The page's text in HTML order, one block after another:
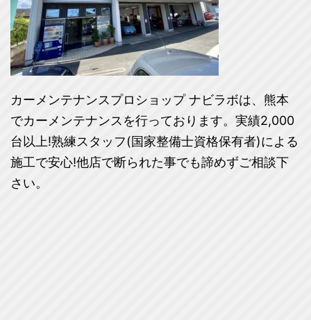
カーメンテナンスプロショップ ナビラボは、熊本
でカーメンテナンスを行っております。実績2,000
台以上!熟練スタッフ(国家整備士資格保有者)による
施工で安心!他店で断られた事でも諦めずご相談下
さい。